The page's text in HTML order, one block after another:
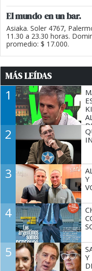
El mundo en un bar.
Asiaka. Soler 4767,
11.30 a 23.30 horas.
promedio: $ 17.000.
MÁS LEÍDAS
1
2
3
Y
4
5
Y